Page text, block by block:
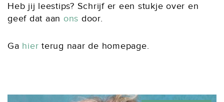
Heb jij leestips? Schrijf er een stukje over en
geef dat aan ons door.
Ga hier terug naar de homepage.